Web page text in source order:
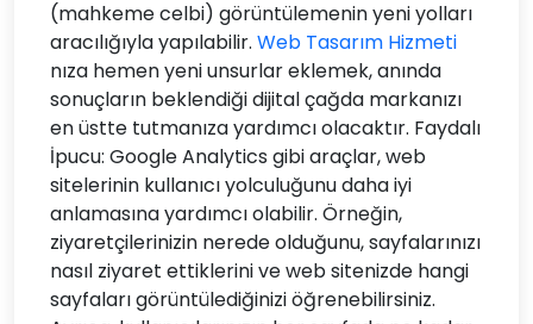
(mahkeme celbi) görüntülemenin yeni yolları
aracılığıyla yapılabilir. Web Tasarım Hizmeti
nıza hemen yeni unsurlar eklemek, anında
sonuçların beklendiği dijital çağda markanızı
en üstte tutmanıza yardımcı olacaktır. Faydalı
İpucu: Google Analytics gibi araçlar, web
sitelerinin kullanıcı yolculuğunu daha iyi
anlamasına yardımcı olabilir. Örneğin,
ziyaretçilerinizin nerede olduğunu, sayfalarınızı
nasıl ziyaret ettiklerini ve web sitenizde hangi
sayfaları görüntülediğinizi öğrenebilirsiniz.